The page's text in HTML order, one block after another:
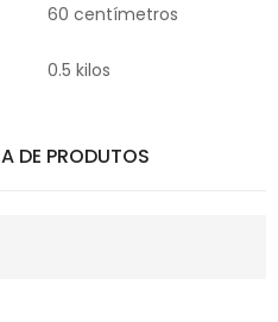
60 centímetros
0.5 kilos
DE PRODUTOS